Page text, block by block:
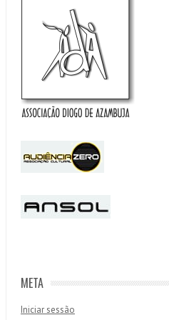
META
Iniciar sessão